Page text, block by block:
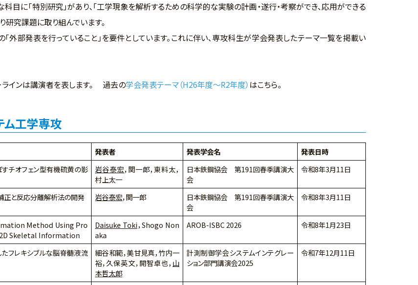
目に「特別研究」があり、「工学現象を解析するための科学的な実験の計画・遂行・考察ができ、応用ができる
研究課題に取り組んでいます。
外部発表を行っていること」を要件としています。これに伴い、専攻科生が学会発表したテーマ一覧を掲載い
インは講演者を表します。 過去の学会発表テーマ（H26年度～R2年度） はこちら。
ム工学専攻
発表者 発表学会名
発表日時
チオフェン型有機硫黄の影
岩谷泰宏，関一郎，東料太，
村上太一
日本鉄鋼協会 第191回春季講演大
会
令和8年3月11日
正と反応分離解析法の開発 岩谷泰宏，関一郎
日本鉄鋼協会 第191回春季講演大
会
令和8年3月11日
Method Using Pro
Skeletal Information
Daisuke Toki，Shogo Non
aka
AROB-ISBC 2026 令和8年1月23日
フレキシブルな脳脊髄液流
細谷和範，美甘見真，竹内一
裕，久保英文，開智卓也， 山
本哲太郎
計測制御学会システムインテグレー
ション部門講演会2025
令和7年12月11日